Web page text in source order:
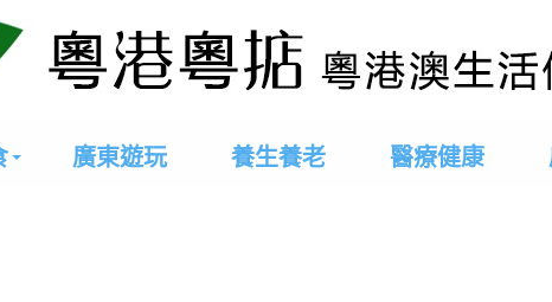
廣東遊玩 養生養老 醫療健康